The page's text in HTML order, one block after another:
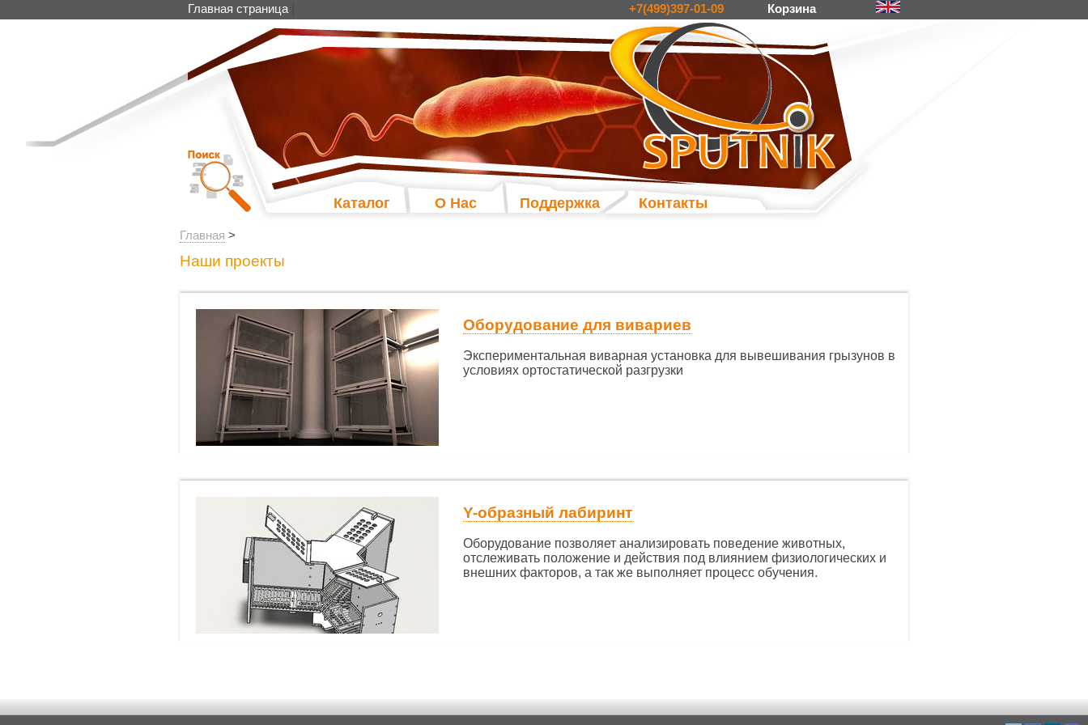
+7(499)397-01-09 Корзина
Главная страница
Каталог О Нас Поддержка Контакты
Главная >
Наши проекты
Оборудование для вивариев
Экспериментальная виварная установка для вывешивания грызунов в
условиях ортостатической разгрузки
Y-образный лабиринт
Оборудование позволяет анализировать поведение животных,
отслеживать положение и действия под влиянием физиологических и
внешних факторов, а так же выполняет процесс обучения.